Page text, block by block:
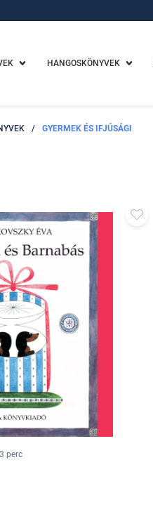
HANGOSKÖNYVEK
/ GYERMEK ÉS IFJÚSÁGI
perc